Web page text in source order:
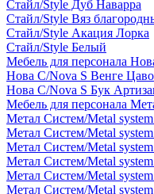
Стайл/Style Дуб Наварра
Стайл/Style Вяз
Стайл/Style Акация Лорка
Стайл/Style Белый
Мебель для персонала
Нова С/Nova S Венге Цаво
Нова С/Nova S Бук
Мебель для персонала
Метал Систем/Metal
Метал Систем/Metal
Метал Систем/Metal
Метал Систем/Metal
Метал Систем/Metal
Метал Систем/Metal